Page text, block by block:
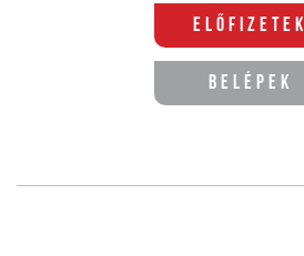
Előfizetek
Belépek